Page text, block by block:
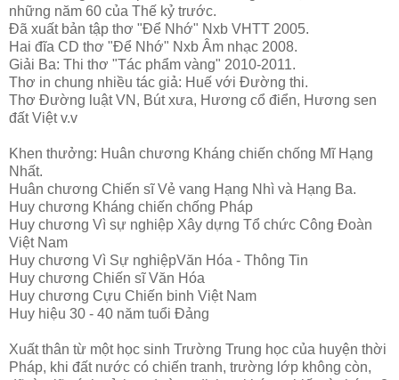
những năm 60 của Thế kỷ trước.
Đã xuất bản tập thơ "Để Nhớ" Nxb VHTT 2005.
Hai đĩa CD thơ "Để Nhớ" Nxb Âm nhạc 2008.
Giải Ba: Thi thơ "Tác phẩm vàng" 2010-2011.
Thơ in chung nhiều tác giả: Huế với Đường thi.
Thơ Đường luật VN, Bút xưa, Hương cổ điển, Hương sen
đất Việt v.v
Khen thưởng: Huân chương Kháng chiến chống Mĩ Hạng
Nhất.
Huân chương Chiến sĩ Vẻ vang Hạng Nhì và Hạng Ba.
Huy chương Kháng chiến chống Pháp
Huy chương Vì sự nghiệp Xây dựng Tổ chức Công Đoàn
Việt Nam
Huy chương Vì Sự nghiệpVăn Hóa - Thông Tin
Huy chương Chiến sĩ Văn Hóa
Huy chương Cựu Chiến binh Việt Nam
Huy hiệu 30 - 40 năm tuổi Đảng
Xuất thân từ một học sinh Trường Trung học của huyện thời
Pháp, khi đất nước có chiến tranh, trường lớp không còn,